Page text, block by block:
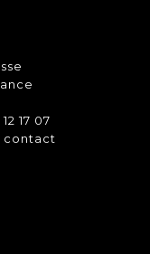
17 07
contact